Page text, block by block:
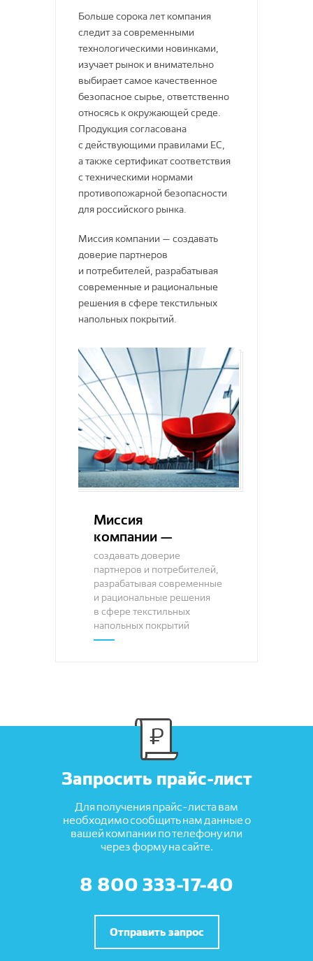
IsoStep
DeARTIO
AKSALUT
UNICORN CARPETS
DEW
Вилина
PolyBlock
OFFWOOD
Harvex
Тепофол
Darel Plastic
Альфа
CRONAPLAST
Больше сорока лет компания
следит за современными
технологическими новинками,
изучает рынок и внимательно
выбирает самое качественное
безопасное сырье, ответственно
относясь к окружающей среде.
Продукция согласована
с действующими правилами ЕС,
а также сертификат соответствия
с техническими нормами
противопожарной безопасности
для российского рынка.
Миссия компании — создавать
доверие партнеров
и потребителей, разрабатывая
современные и рациональные
решения в сфере текстильных
напольных покрытий.
Миссия
компании —
создавать доверие
партнеров и потребителей,
разрабатывая современные
и рациональные решения
в сфере текстильных
напольных покрытий
Запросить прайс-лист
Для получения прайс-листа вам
необходимо сообщить нам данные о
вашей компании по телефону или
через форму на сайте.
8 800 333-17-40
Отправить запрос